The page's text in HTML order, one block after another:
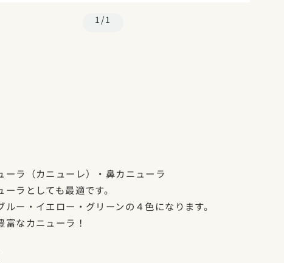
1/1
ーラ（カニューレ）・鼻カニューラ
ーラとしても最適です。
ルー・イエロー・グリーンの４色になります。
富なカニューラ！